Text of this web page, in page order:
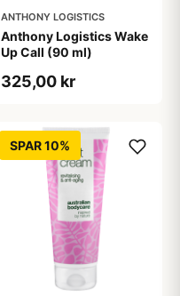
ANTHONY LOGISTICS
Anthony Logistics Wake
Up Call (90 ml)
325,00 kr
SPAR 10%